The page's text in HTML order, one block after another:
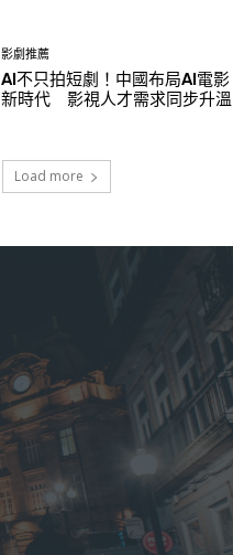
影劇推薦
AI不只拍短劇！中國布局AI電影
新時代 影視人才需求同步升溫
Load more